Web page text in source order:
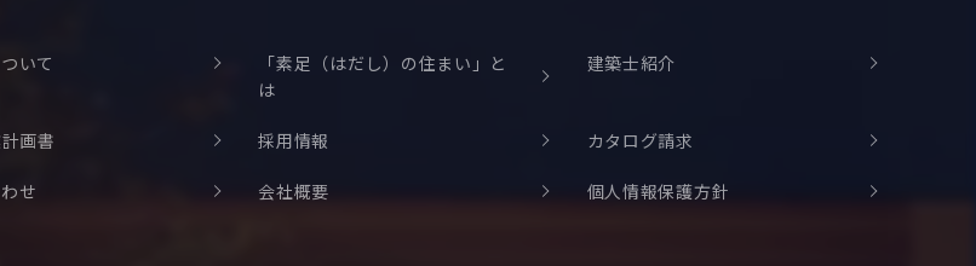
いて
「素足（はだし）の住まい」と
は
建築士紹介
画書 採用情報 カタログ請求
せ 会社概要 個人情報保護方針